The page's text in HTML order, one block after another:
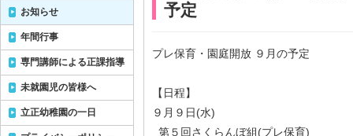
予定
プレ保育・園庭開放 ９月の予定
【日程】
９月９日(水)
第５回さくらんぼ組(プレ保育)
お知らせ
年間行事
専門講師による正課指導
未就園児の皆様へ
立正幼稚園の一日